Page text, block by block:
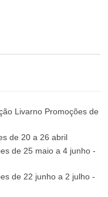
Livarno Promoções de
de 20 a 26 abril
de 25 maio a 4 junho -
de 22 junho a 2 julho -